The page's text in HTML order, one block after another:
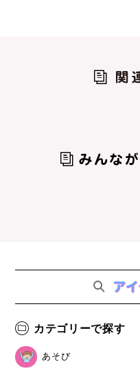
カテゴリーで探す
あそび